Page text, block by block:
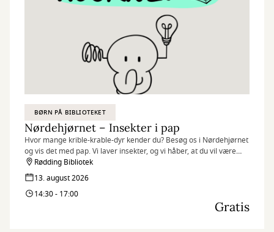
BØRN PÅ BIBLIOTEKET
Nørdehjørnet – Insekter i pap
Hvor mange krible-krable-dyr kender du? Besøg os i Nørdehjørnet
og vis det med pap. Vi laver insekter, og vi håber, at du vil være
med.
Nørdehjørnet er vores tilbud til dig, der elsker at udfordre din
kreativitet og nysgerrighed. Vi kombinerer nye og genbrugte
materialer med vores egne idéer og skaber skøre, vilde og
Rødding Bibliotek
13. august 2026
14:30 - 17:00
Gratis